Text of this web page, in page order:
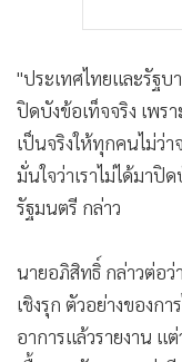
"ประเทศไทยและรัฐบ
ปิดบังข้อเท็จจริง เพร
เป็นจริงให้ทุกคนไม่ว่
มั่นใจว่าเราไม่ได้มาปิ
รัฐมนตรี กล่าว
นายอภิสิทธิ์ กล่าวต่อว่
เชิงรุก ตัวอย่างของก
อาการแล้วรายงาน แ